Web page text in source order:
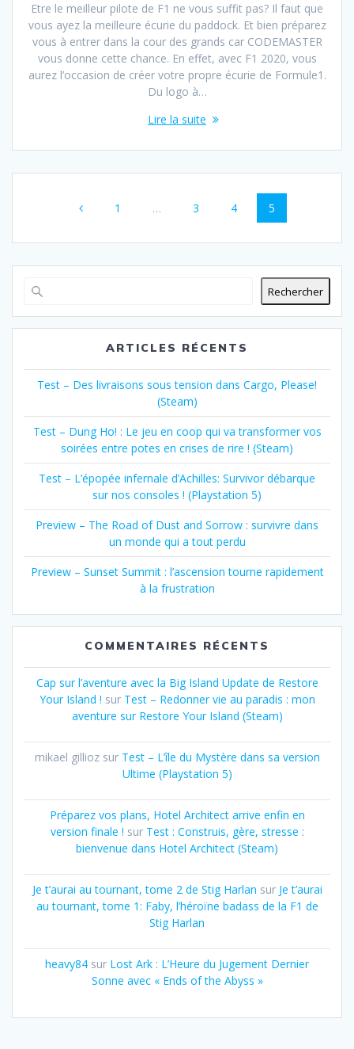
Etre le meilleur pilote de F1 ne vous suffit pas? Il faut que
vous ayez la meilleure écurie du paddock. Et bien préparez
vous à entrer dans la cour des grands car CODEMASTER
vous donne cette chance. En effet, avec F1 2020, vous
aurez l’occasion de créer votre propre écurie de Formule1.
Du logo à…
Lire la suite
sein
des
articles
Page
1 … Page
3 Page
4 Page
5
Rechercher
ARTICLES RÉCENTS
Test – Des livraisons sous tension dans Cargo, Please!
(Steam)
Test – Dung Ho! : Le jeu en coop qui va transformer vos
soirées entre potes en crises de rire ! (Steam)
Test – L’épopée infernale d’Achilles: Survivor débarque
sur nos consoles ! (Playstation 5)
Preview – The Road of Dust and Sorrow : survivre dans
un monde qui a tout perdu
Preview – Sunset Summit : l’ascension tourne rapidement
à la frustration
COMMENTAIRES RÉCENTS
Cap sur l’aventure avec la Big Island Update de Restore
Your Island ! sur Test – Redonner vie au paradis : mon
aventure sur Restore Your Island (Steam)
mikael gilliozsur Test – L’île du Mystère dans sa version
Ultime (Playstation 5)
Préparez vos plans, Hotel Architect arrive enfin en
version finale ! sur Test : Construis, gère, stresse :
bienvenue dans Hotel Architect (Steam)
Je t’aurai au tournant, tome 2 de Stig Harlan sur Je t’aurai
au tournant, tome 1: Faby, l’héroïne badass de la F1 de
Stig Harlan
heavy84 sur Lost Ark : L’Heure du Jugement Dernier
Sonne avec « Ends of the Abyss »